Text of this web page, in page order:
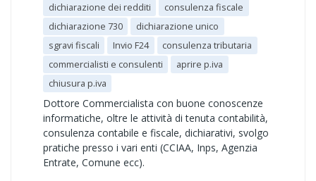
dichiarazione dei redditi
consulenza fiscale
dichiarazione 730
dichiarazione unico
sgravi fiscali
Invio F24
consulenza tributaria
commercialisti e consulenti
aprire p.iva
chiusura p.iva
Dottore Commercialista con buone conoscenze
informatiche, oltre le attività di tenuta contabilità,
consulenza contabile e fiscale, dichiarativi, svolgo
pratiche presso i vari enti (CCIAA, Inps, Agenzia
Entrate, Comune ecc).